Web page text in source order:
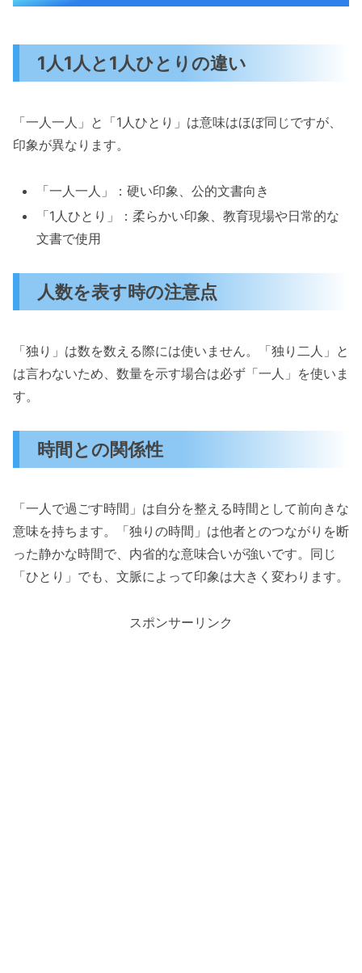
1人1人と1人ひとりの違い
「一人一人」と「1人ひとり」は意味はほぼ同じですが、
印象が異なります。
「一人一人」：硬い印象、公的文書向き
「1人ひとり」：柔らかい印象、教育現場や日常的な
文書で使用
人数を表す時の注意点
「独り」は数を数える際には使いません。「独り二人」と
は言わないため、数量を示す場合は必ず「一人」を使いま
す。
時間との関係性
「一人で過ごす時間」は自分を整える時間として前向きな
意味を持ちます。「独りの時間」は他者とのつながりを断
った静かな時間で、内省的な意味合いが強いです。同じ
「ひとり」でも、文脈によって印象は大きく変わります。
スポンサーリンク